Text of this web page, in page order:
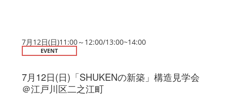
7月12日(日)11:00～12:00/13:00~14:00
EVENT
7月12日(日)「SHUKENの新築」構造見学会
＠江戸川区二之江町